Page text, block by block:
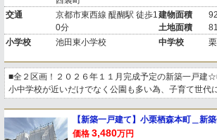
交通
京都市東西線 醍醐駅 徒歩1
0分
建物面積
土地面積
小学校 池田東小学校 中学校
■全２区画！２０２６年１１月完成予定の新築一戸建
小中学校が近いだけでなく公園も多い為、子育て世代
【新築一戸建て】小栗栖森本町＿新
価格 3,480万円